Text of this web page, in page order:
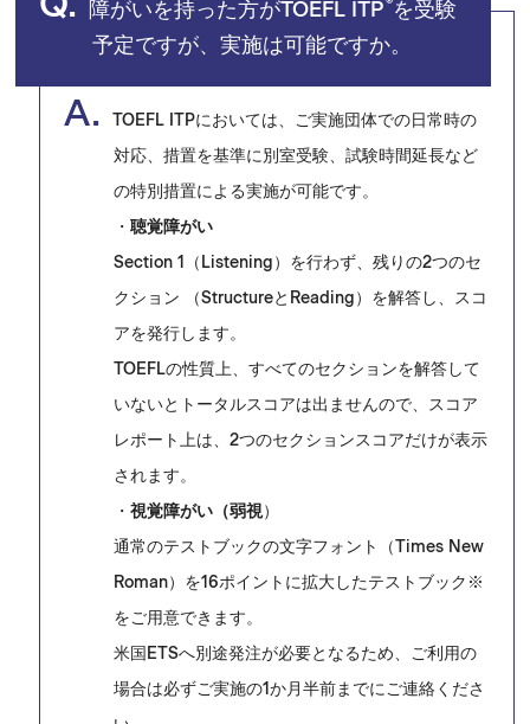
障がいを持った方がTOEFL ITP を受験
予定ですが、実施は可能ですか。
A.
TOEFL ITPにおいては、ご実施団体での日常時の
対応、措置を基準に別室受験、試験時間延長など
の特別措置による実施が可能です。
・聴覚障がい
Section 1（Listening）を行わず、残りの2つのセ
クション （StructureとReading）を解答し、スコ
アを発行します。
TOEFLの性質上、すべてのセクションを解答して
いないとトータルスコアは出ませんので、スコア
レポート上は、2つのセクションスコアだけが表示
されます。
・視覚障がい（弱視）
通常のテストブックの文字フォント（Times New
Roman）を16ポイントに拡大したテストブック※
をご用意できます。
米国ETSへ別途発注が必要となるため、ご利用の
場合は必ずご実施の1か月半前までにご連絡くださ